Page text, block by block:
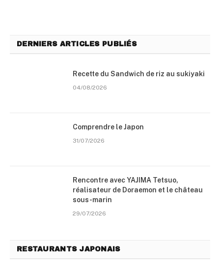
DERNIERS ARTICLES PUBLIÉS
Recette du Sandwich de riz au sukiyaki
04/08/2026
Comprendre le Japon
31/07/2026
Rencontre avec YAJIMA Tetsuo,
réalisateur de Doraemon et le château
sous-marin
29/07/2026
RESTAURANTS JAPONAIS